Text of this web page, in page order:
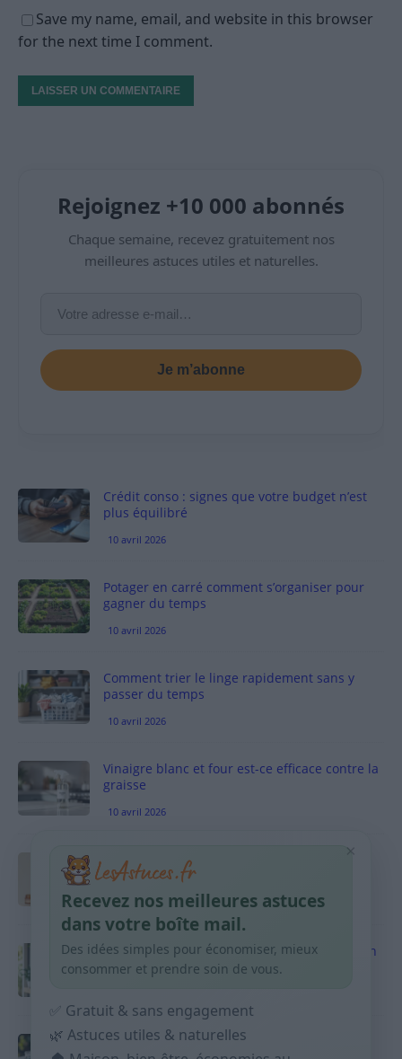
Save my name, email, and website in this browser
for the next time I comment.
Rejoignez +10 000 abonnés
Chaque semaine, recevez gratuitement nos
meilleures astuces utiles et naturelles.
Je m’abonne
Crédit conso : signes que votre budget n’est
plus équilibré
10 avril 2026
Potager en carré comment s’organiser pour
gagner du temps
10 avril 2026
Comment trier le linge rapidement sans y
passer du temps
10 avril 2026
Vinaigre blanc et four est-ce efficace contre la
graisse
10 avril 2026
Taches pigmentaires : routine simple +
habitudes qui aident
9 avril 2026
Produits ménagers : comment économiser en
courses sans acheter 10 sprays
Budget mensuel : méthode rapide pour
×
Recevez nos meilleures astuces
dans votre boîte mail.
Des idées simples pour économiser, mieux
consommer et prendre soin de vous.
✅ Gratuit & sans engagement
🌿 Astuces utiles & naturelles